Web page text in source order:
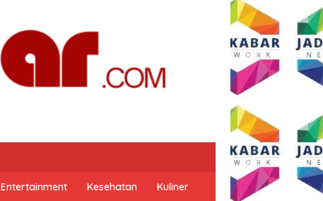
Entertainment Kesehatan Kuliner